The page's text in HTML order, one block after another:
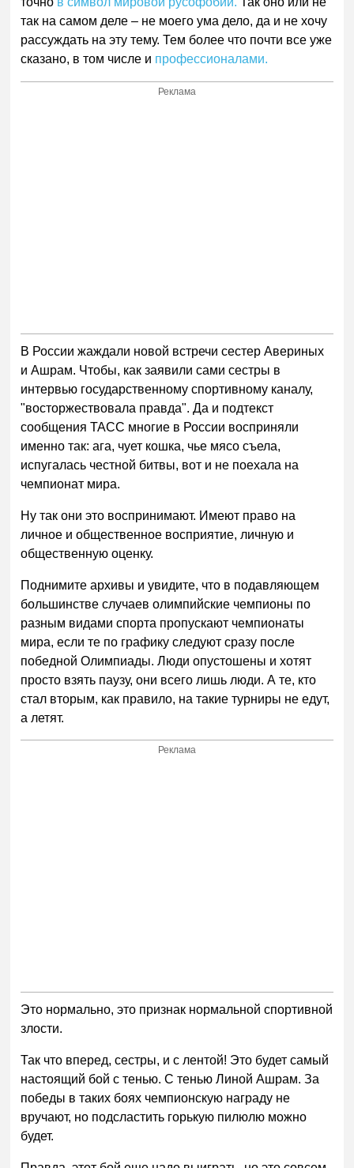
так на самом деле – не моего ума дело, да и не хочу
рассуждать на эту тему. Тем более что почти все уже
сказано, в том числе и профессионалами.
Реклама
В России жаждали новой встречи сестер Авериных
и Ашрам. Чтобы, как заявили сами сестры в
интервью государственному спортивному каналу,
"восторжествовала правда". Да и подтекст
сообщения ТАСС многие в России восприняли
именно так: ага, чует кошка, чье мясо съела,
испугалась честной битвы, вот и не поехала на
чемпионат мира.
Ну так они это воспринимают. Имеют право на
личное и общественное восприятие, личную и
общественную оценку.
Поднимите архивы и увидите, что в подавляющем
большинстве случаев олимпийские чемпионы по
разным видами спорта пропускают чемпионаты
мира, если те по графику следуют сразу после
победной Олимпиады. Люди опустошены и хотят
просто взять паузу, они всего лишь люди. А те, кто
стал вторым, как правило, на такие турниры не едут,
а летят.
Реклама
Это нормально, это признак нормальной спортивной
злости.
Так что вперед, сестры, и с лентой! Это будет самый
настоящий бой с тенью. С тенью Линой Ашрам. За
победы в таких боях чемпионскую награду не
вручают, но подсластить горькую пилюлю можно
будет.